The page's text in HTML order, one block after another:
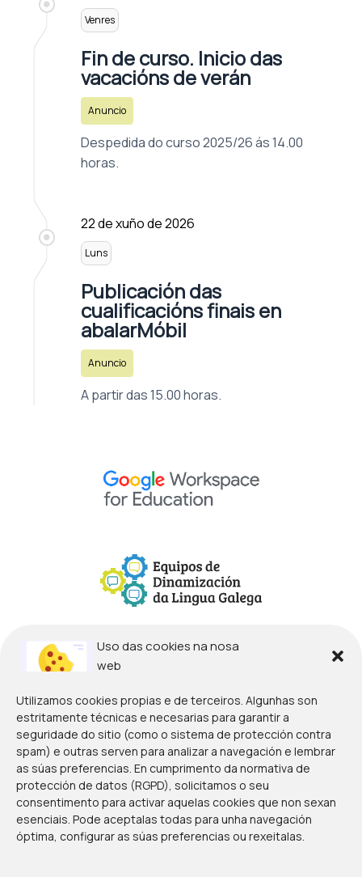
Uso das cookies na nosa
web
Utilizamos cookies propias e de terceiros. Algunhas son
estritamente técnicas e necesarias para garantir a
seguridade do sitio (como o sistema de protección contra
spam) e outras serven para analizar a navegación e lembrar
as súas preferencias. En cumprimento da normativa de
protección de datos (RGPD), solicitamos o seu
consentimento para activar aquelas cookies que non sexan
esenciais. Pode aceptalas todas para unha navegación
óptima, configurar as súas preferencias ou rexeitalas.
Venres
Fin de curso. Inicio das
vacacións de verán
Anuncio
Despedida do curso 2025/26 ás 14.00
horas.
22 de xuño de 2026
Luns
Publicación das
cualificacións finais en
abalarMóbil
Anuncio
A partir das 15.00 horas.